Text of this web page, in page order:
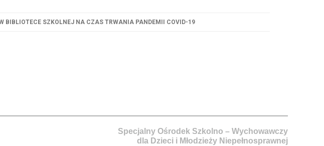
BIBLIOTECE SZKOLNEJ NA CZAS TRWANIA PANDEMII COVID-19
Specjalny Ośrodek Szkolno – Wychowawczy
dla Dzieci i Młodzieży Niepełnosprawnej